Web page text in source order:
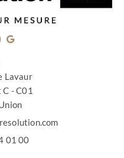
Lavaur
- C01
01 00